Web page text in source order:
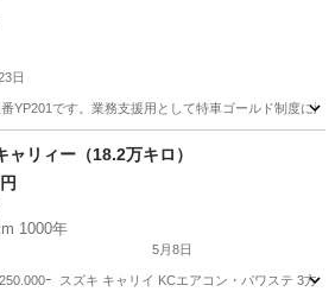
日
YP201です。業務支援用として特車ゴールド制度に
ETC ASL
ャリィー（18.2万キロ）
1000年
5月8日
ｰ ⁡ スズキ キャリイ KCエアコン・パワステ 3